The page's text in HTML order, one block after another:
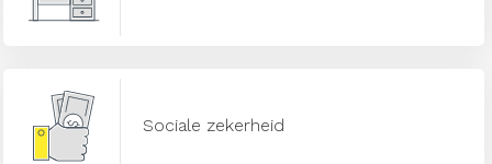
Sociale zekerheid